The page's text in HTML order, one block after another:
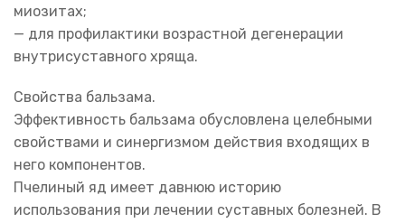
миозитах;
— для профилактики возрастной дегенерации
внутрисуставного хряща.
Свойства бальзама.
Эффективность бальзама обусловлена целебными
свойствами и синергизмом действия входящих в
него компонентов.
Пчелиный яд имеет давнюю историю
использования при лечении суставных болезней. В